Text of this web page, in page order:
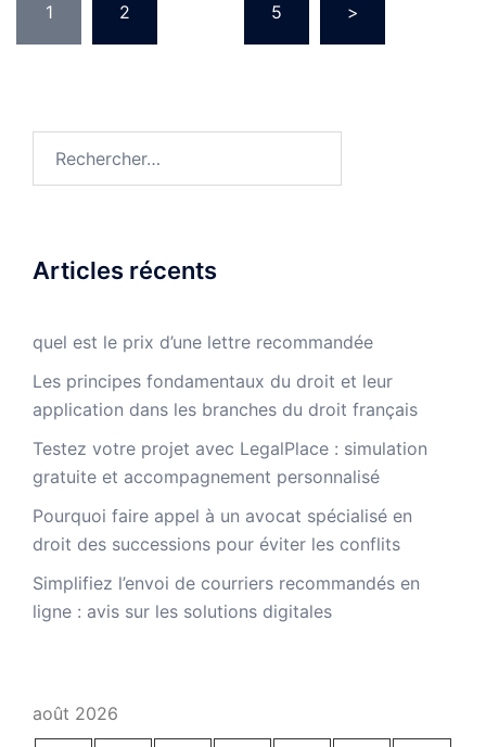
des
publications
1 2 5 >
Articles récents
quel est le prix d’une lettre recommandée
Les principes fondamentaux du droit et leur
application dans les branches du droit français
Testez votre projet avec LegalPlace : simulation
gratuite et accompagnement personnalisé
Pourquoi faire appel à un avocat spécialisé en
droit des successions pour éviter les conflits
Simplifiez l’envoi de courriers recommandés en
ligne : avis sur les solutions digitales
août 2026